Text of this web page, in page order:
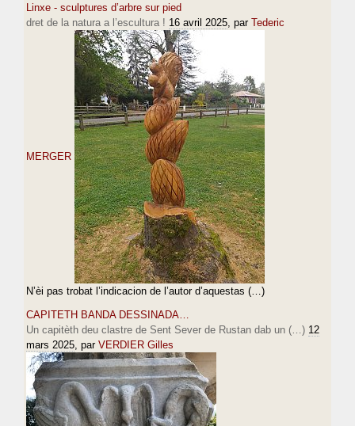
Linxe - sculptures d’arbre sur pied
dret de la natura a l’escultura ! 16 avril 2025 , par Tederic
MERGER
N’èi pas trobat l’indicacion de l’autor d’aquestas (…)
CAPITETH BANDA DESSINADA…
Un capitèth deu clastre de Sent Sever de Rustan dab un (…) 12
mars 2025 , par VERDIER Gilles